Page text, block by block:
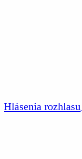
Hlásenia rozhlasu